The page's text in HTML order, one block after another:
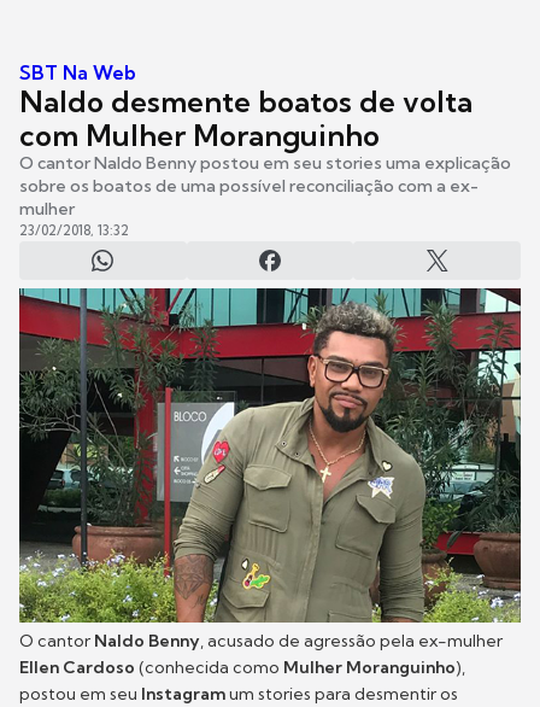
SBT Na Web
Naldo desmente boatos de volta
com Mulher Moranguinho
O cantor Naldo Benny postou em seu stories uma explicação
sobre os boatos de uma possível reconciliação com a ex-
mulher
23/02/2018, 13:32
O cantor Naldo Benny, acusado de agressão pela ex-mulher
Ellen Cardoso (conhecida como Mulher Moranguinho),
postou em seu Instagramum stories para desmentir os